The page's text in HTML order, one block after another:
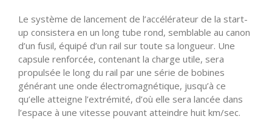
Le système de lancement de l’accélérateur de la start-
up consistera en un long tube rond, semblable au canon
d’un fusil, équipé d’un rail sur toute sa longueur. Une
capsule renforcée, contenant la charge utile, sera
propulsée le long du rail par une série de bobines
générant une onde électromagnétique, jusqu’à ce
qu’elle atteigne l’extrémité, d’où elle sera lancée dans
l’espace à une vitesse pouvant atteindre huit km/sec.